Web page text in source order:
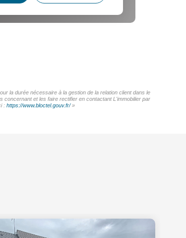
la durée nécessaire à la gestion de la relation client dans le
et les faire rectifier en contactant L'immobilier par
: https://www.bloctel.gouv.fr/»